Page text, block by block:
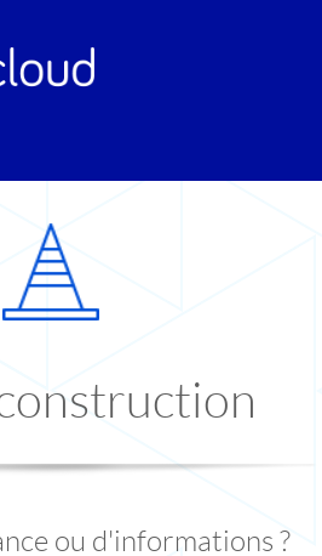
ou d'informations ?